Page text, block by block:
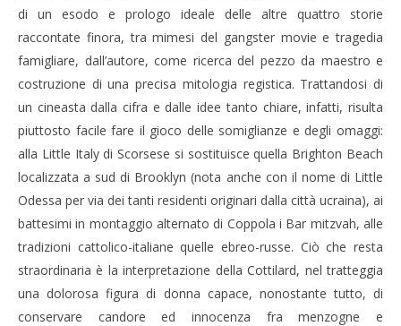
di un esodo e prologo ideale delle altre quattro storie
raccontate finora, tra mimesi del gangster movie e tragedia
famigliare, dall’autore, come ricerca del pezzo da maestro e
costruzione di una precisa mitologia registica. Trattandosi di
un cineasta dalla cifra e dalle idee tanto chiare, infatti, risulta
piuttosto facile fare il gioco delle somiglianze e degli omaggi:
alla Little Italy di Scorsese si sostituisce quella Brighton Beach
localizzata a sud di Brooklyn (nota anche con il nome di Little
Odessa per via dei tanti residenti originari dalla città ucraina), ai
battesimi in montaggio alternato di Coppola i Bar mitzvah, alle
tradizioni cattolico-italiane quelle ebreo-russe. Ciò che resta
straordinaria è la interpretazione della Cottilard, nel tratteggia
una dolorosa figura di donna capace, nonostante tutto, di
conservare candore ed innocenza fra menzogne e